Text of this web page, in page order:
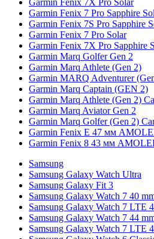
Garmin Fenix 7X Pro Solar
Garmin Fenix 7 Pro Sapphire
Garmin Fenix 7S Pro Sapphire
Garmin Fenix 7 Pro Solar
Garmin Fenix 7X Pro Sapphire
Garmin Marq Golfer Gen 2
Garmin Marq Athlete (Gen 2)
Garmin MARQ Adventurer
Garmin Marq Captain (GEN 2)
Garmin Marq Athlete (Gen 2)
Garmin Marq Aviator Gen 2
Garmin Marq Golfer (Gen 2)
Garmin Fenix E 47 мм
Garmin Fenix 8 43 мм
Samsung
Samsung Galaxy Watch Ultra
Samsung Galaxy Fit 3
Samsung Galaxy Watch 7 40
Samsung Galaxy Watch 7 LTE
Samsung Galaxy Watch 7 44
Samsung Galaxy Watch 7 LTE